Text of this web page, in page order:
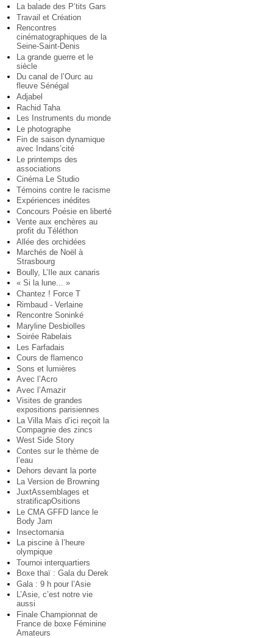
La balade des P’tits Gars
Travail et Création
Rencontres
cinématographiques de la
Seine-Saint-Denis
La grande guerre et le
siècle
Du canal de l’Ourc au
fleuve Sénégal
Adjabel
Rachid Taha
Les Instruments du monde
Le photographe
Fin de saison dynamique
avec Indans’cité
Le printemps des
associations
Cinéma Le Studio
Témoins contre le racisme
Expériences inédites
Concours Poésie en liberté
Vente aux enchères au
profit du Téléthon
Allée des orchidées
Marchés de Noël à
Strasbourg
Boully, L’Ile aux canaris
« Si la lune... »
Chantez ! Force T
Rimbaud - Verlaine
Rencontre Soninké
Maryline Desbiolles
Soirée Rabelais
Les Farfadais
Cours de flamenco
Sons et lumières
Avec l’Acro
Avec l’Amazir
Visites de grandes
expositions parisiennes
La Villa Mais d’ici reçoit la
Compagnie des zincs
West Side Story
Contes sur le thème de
l’eau
Dehors devant la porte
La Version de Browning
JuxtAssemblages et
stratificapOsitions
Le CMA GFFD lance le
Body Jam
Insectomania
La piscine à l’heure
olympique
Tournoi interquartiers
Boxe thaï : Gala du Derek
Gala : 9 h pour l’Asie
L’Asie, c’est notre vie
aussi
Finale Championnat de
France de boxe Féminine
Amateurs